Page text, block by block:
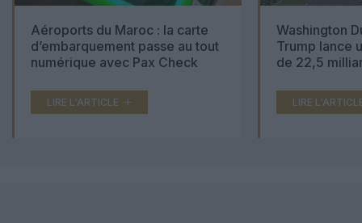
Aéroports du Maroc : la carte
d’embarquement passe au tout
numérique avec Pax Check
LIRE L'ARTICLE
Washington
Trump lance
de 22,5
LIRE